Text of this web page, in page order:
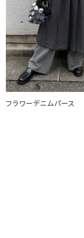
フラワーデニムパース